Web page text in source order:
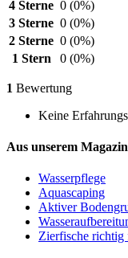
4 Sterne 0 (0%)
3 Sterne 0 (0%)
2 Sterne 0 (0%)
1 Stern
0 (0%)
1 Bewertung
Keine
Aus unserem
Wasserpflege
Aquascaping
Aktiver
Zierfische richtig